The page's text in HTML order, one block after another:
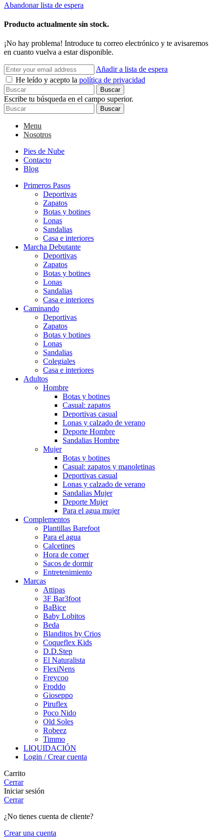
Abandonar lista de espera
Producto actualmente sin stock.
¡No hay problema! Introduce tu correo electrónico y te avisaremos
en cuanto vuelva a estar disponible.
Añadir a lista de espera
He leído y acepto la política de privacidad
Buscar
Escribe tu búsqueda en el campo superior.
Buscar
Menu
Nosotros
Pies de Nube
Contacto
Blog
Primeros Pasos
Deportivas
Zapatos
Botas y botines
Lonas
Sandalias
Casa e interiores
Marcha Debutante
Deportivas
Zapatos
Botas y botines
Lonas
Sandalias
Casa e interiores
Caminando
Deportivas
Zapatos
Botas y botines
Lonas
Sandalias
Colegiales
Casa e interiores
Adultos
Hombre
Botas y botines
Casual: zapatos
Deportivas casual
Lonas y calzado de verano
Deporte Hombre
Sandalias Hombre
Mujer
Botas y botines
Casual: zapatos y manoletinas
Deportivas casual
Lonas y calzado de verano
Sandalias Mujer
Deporte Mujer
Para el agua mujer
Complementos
Plantillas Barefoot
Para el agua
Calcetines
Hora de comer
Sacos de dormir
Entretenimiento
Marcas
Attipas
3F Bar3foot
BaBice
Baby Lobitos
Beda
Blanditos by Crios
Coqueflex Kids
D.D.Step
El Naturalista
FlexiNens
Freycoo
Froddo
Gioseppo
Piruflex
Poco Nido
Old Soles
Robeez
Timmo
LIQUIDACIÓN
Login / Crear cuenta
Carrito
Cerrar
Iniciar sesión
Cerrar
¿No tienes cuenta de cliente?
Crear una cuenta